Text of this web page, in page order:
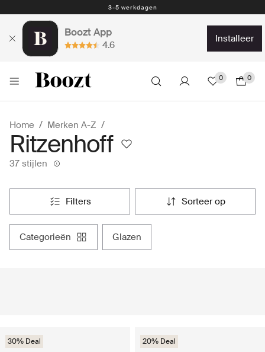
3-5 werkdagen
Eenvoudig retourneren - slechts € 4,49
Boozt App
4.6
installeer
0 0
Home Merken A-Z
Ritzenhoff
37 stijlen
filters sorteer op
categorieën glazen
30% Deal 20% Deal